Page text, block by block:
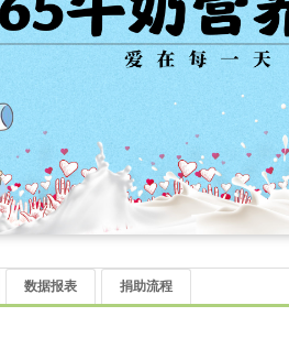
数据报表 捐助流程